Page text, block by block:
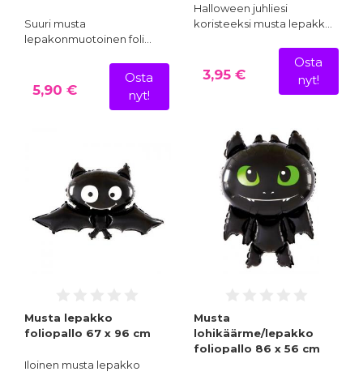
Suuri musta
lepakonmuotoinen foli…
5,90 €
Osta
nyt!
Halloween juhliesi
koristeeksi musta lepakk…
3,95 €
Osta
nyt!
Musta lepakko
foliopallo 67 x 96 cm
Iloinen musta lepakko
Musta
lohikäärme/lepakko
foliopallo 86 x 56 cm